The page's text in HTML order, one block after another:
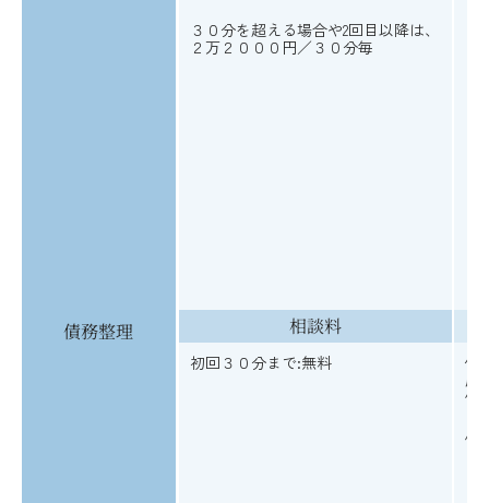
３０分を超える場合や2回目以降は、
２万２０００円／３０分毎
債務整理 相談料
初回３０分まで:無料
任
応
債
個